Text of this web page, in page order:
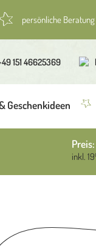
persönliche Beratung
151 46625369
Geschenkideen
Preis:
inkl.